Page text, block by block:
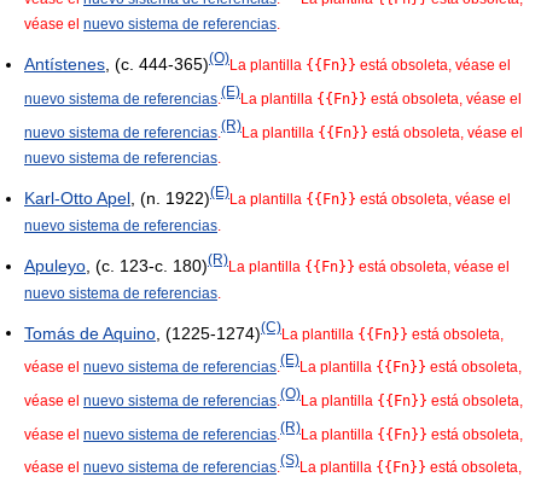
véase el nuevo sistema de referencias.
Antístenes , (c. 444-365)(O)La plantilla {{Fn}} está obsoleta, véase el
nuevo sistema de referencias (E)La plantilla {{Fn}} está obsoleta, véase el
nuevo sistema de referencias (R)La plantilla {{Fn}} está obsoleta, véase el
nuevo sistema de referencias.
Karl-Otto Apel , (n. 1922)(E)La plantilla {{Fn}} está obsoleta, véase el
nuevo sistema de referencias.
Apuleyo , (c. 123-c. 180)(R)La plantilla {{Fn}} está obsoleta, véase el
nuevo sistema de referencias
Tomás de Aquino , (1225-1274)(C)La plantilla {{Fn}} está obsoleta,
véase el nuevo sistema de referencias.(E)La plantilla {{Fn}} está obsoleta,
véase el nuevo sistema de referencias (O)La plantilla {{Fn}} está obsoleta,
véase el nuevo sistema de referencias (R)La plantilla {{Fn}} está obsoleta,
véase el nuevo sistema de referencias.(S)La plantilla {{Fn}} está obsoleta,